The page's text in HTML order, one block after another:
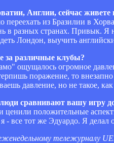
Англии, сейчас живете
переехать из Бразилии в
в разных странах. Привык.
Лондон, выучить
за различные клубы?
ощущалось огромное
поражение, то
давление, но не такое,
сравнивают вашу игру
ценили положительные
- все тот же Эдуардо. Я
тележурналу